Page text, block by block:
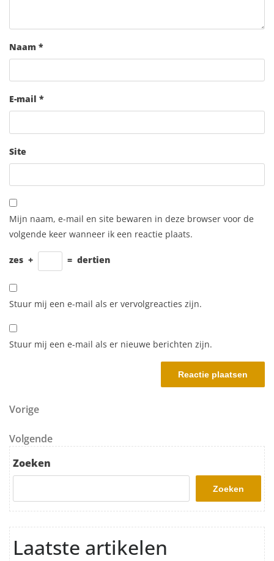
Naam *
E-mail *
Site
Mijn naam, e-mail en site bewaren in deze browser voor de
volgende keer wanneer ik een reactie plaats.
zes + = dertien
Stuur mij een e-mail als er vervolgreacties zijn.
Stuur mij een e-mail als er nieuwe berichten zijn.
Berichtnavigatie
Vorig bericht
Vorige
Volgend bericht
Volgende
Zoeken
Zoeken
Laatste artikelen